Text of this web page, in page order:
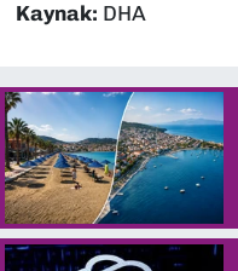
Kaynak: DHA